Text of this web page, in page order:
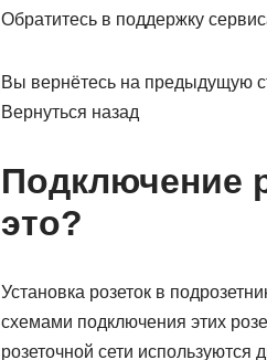
Обратитесь в поддержку
Вы вернётесь на предыдущую
Вернуться назад
Подключение
это?
Установка розеток в
схемами подключения этих
розеточной сети